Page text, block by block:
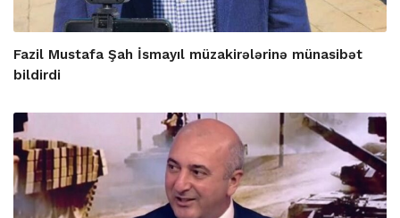
Fazil Mustafa Şah İsmayıl müzakirələrinə münasibət
bildirdi